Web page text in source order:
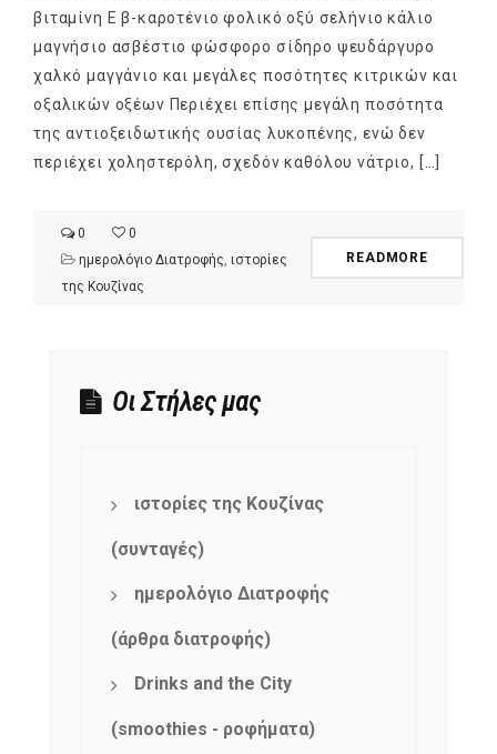
βιταμίνη Ε β-καροτένιο φολικό οξύ σελήνιο κάλιο
μαγνήσιο ασβέστιο φώσφορο σίδηρο ψευδάργυρο
χαλκό μαγγάνιο και μεγάλες ποσότητες κιτρικών και
οξαλικών οξέων Περιέχει επίσης μεγάλη ποσότητα
της αντιοξειδωτικής ουσίας λυκοπένης, ενώ δεν
περιέχει χοληστερόλη, σχεδόν καθόλου νάτριο, […]
0
0
ημερολόγιο Διατροφής, ιστορίες
της Κουζίνας
READMORE
Οι Στήλες μας
ιστορίες της Κουζίνας
(συνταγές)
ημερολόγιο Διατροφής
(άρθρα διατροφής)
Drinks and the City
(smoothies - ροφήματα)
NEWSLETTER